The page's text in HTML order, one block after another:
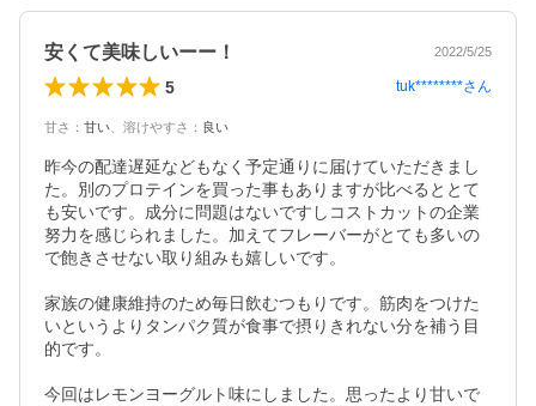
安くて美味しいーー！ 2022/5/25
5 tuk********さん
甘さ ： 甘い 溶けやすさ ： 良い
昨今の配達遅延などもなく予定通りに届けていただきまし
た。別のプロテインを買った事もありますが比べるととて
も安いです。成分に問題はないですしコストカットの企業
努力を感じられました。加えてフレーバーがとても多いの
で飽きさせない取り組みも嬉しいです。
家族の健康維持のため毎日飲むつもりです。筋肉をつけた
いというよりタンパク質が食事で摂りきれない分を補う目
的です。
今回はレモンヨーグルト味にしました。思ったより甘いで